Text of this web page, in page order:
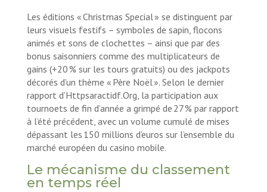
Les éditions « Christmas Special » se distinguent par
leurs visuels festifs – symboles de sapin, flocons
animés et sons de clochettes – ainsi que par des
bonus saisonniers comme des multiplicateurs de
gains (+20 % sur les tours gratuits) ou des jackpots
décorés d’un thème « Père Noël ». Selon le dernier
rapport d’Httpsaractidf.Org, la participation aux
tournoets de fin d’année a grimpé de 27 % par rapport
à l’été précédent, avec un volume cumulé de mises
dépassant les 150 millions d’euros sur l’ensemble du
marché européen du casino mobile.
Le mécanisme du classement
en temps réel